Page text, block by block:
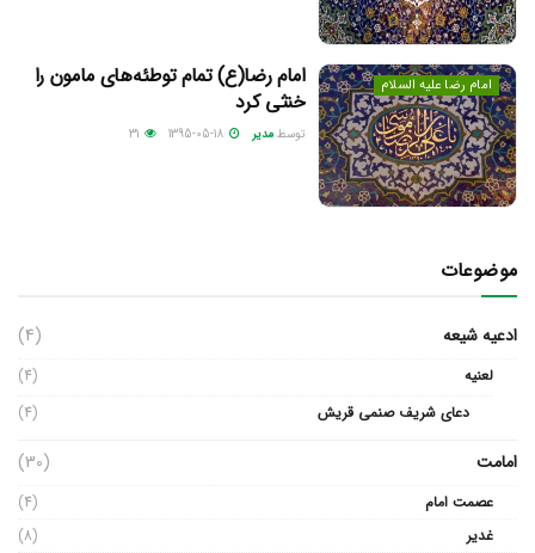
امام رضا علیه السلام
امام رضا(ع) تمام توطئه‌هاي مامون را
خنثي كرد
توسط مدیر 1395-05-18
31
موضوعات
ادعیه شیعه (4)
لعنیه
(4)
دعای شریف صنمی قریش
(4)
امامت (30)
عصمت امام
(4)
غدیر
(8)